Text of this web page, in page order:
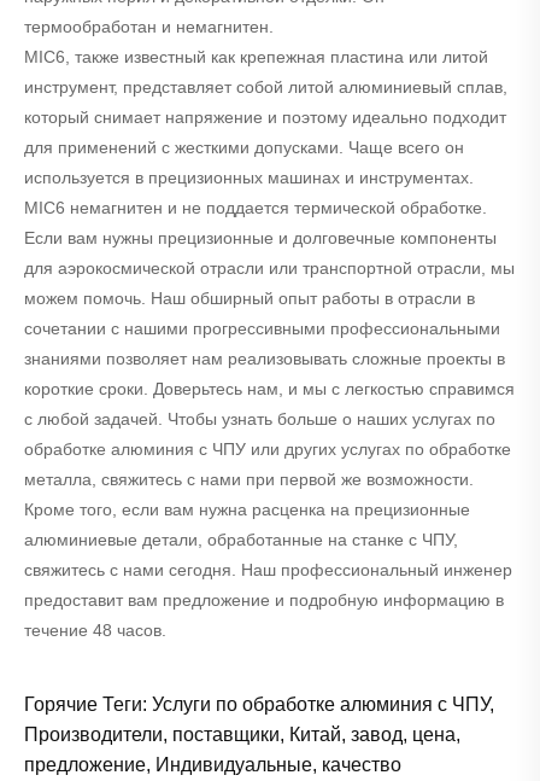
термообработан и немагнитен.
MIC6, также известный как крепежная пластина или литой
инструмент, представляет собой литой алюминиевый сплав,
который снимает напряжение и поэтому идеально подходит
для применений с жесткими допусками. Чаще всего он
используется в прецизионных машинах и инструментах.
MIC6 немагнитен и не поддается термической обработке.
Если вам нужны прецизионные и долговечные компоненты
для аэрокосмической отрасли или транспортной отрасли, мы
можем помочь. Наш обширный опыт работы в отрасли в
сочетании с нашими прогрессивными профессиональными
знаниями позволяет нам реализовывать сложные проекты в
короткие сроки. Доверьтесь нам, и мы с легкостью справимся
с любой задачей. Чтобы узнать больше о наших услугах по
обработке алюминия с ЧПУ или других услугах по обработке
металла, свяжитесь с нами при первой же возможности.
Кроме того, если вам нужна расценка на прецизионные
алюминиевые детали, обработанные на станке с ЧПУ,
свяжитесь с нами сегодня. Наш профессиональный инженер
предоставит вам предложение и подробную информацию в
течение 48 часов.
Горячие Теги: Услуги по обработке алюминия с ЧПУ,
Производители, поставщики, Китай, завод, цена,
предложение, Индивидуальные, качество